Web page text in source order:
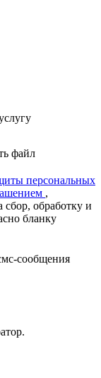
файл
персональных
,
обработку и
бланку
сообщения